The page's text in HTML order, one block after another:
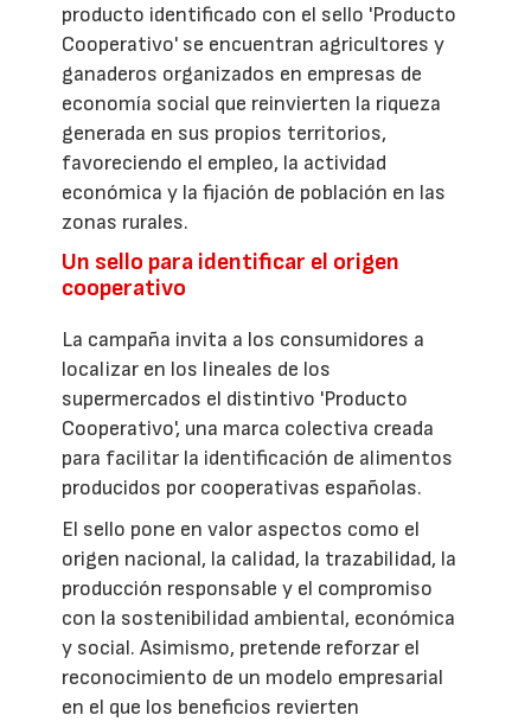
producto identificado con el sello 'Producto
Cooperativo' se encuentran agricultores y
ganaderos organizados en empresas de
economía social que reinvierten la riqueza
generada en sus propios territorios,
favoreciendo el empleo, la actividad
económica y la fijación de población en las
zonas rurales.
Un sello para identificar el origen
cooperativo
La campaña invita a los consumidores a
localizar en los lineales de los
supermercados el distintivo 'Producto
Cooperativo', una marca colectiva creada
para facilitar la identificación de alimentos
producidos por cooperativas españolas.
El sello pone en valor aspectos como el
origen nacional, la calidad, la trazabilidad, la
producción responsable y el compromiso
con la sostenibilidad ambiental, económica
y social. Asimismo, pretende reforzar el
reconocimiento de un modelo empresarial
en el que los beneficios revierten